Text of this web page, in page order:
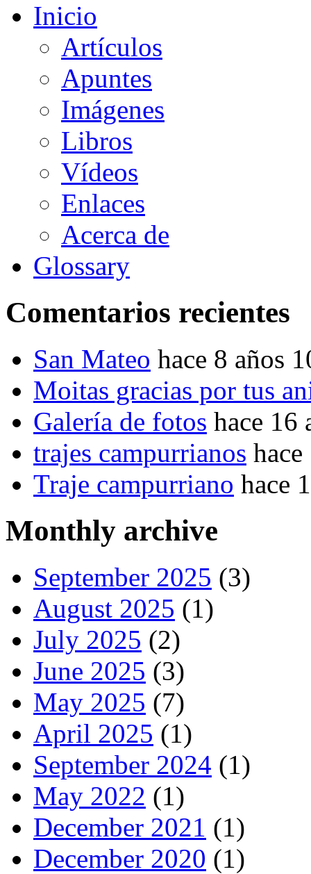
Inicio
Artículos
Apuntes
Imágenes
Libros
Vídeos
Enlaces
Acerca de
Glossary
Comentarios recientes
San Mateo hace 8 años
Moitas gracias por tus
Galería de fotos hace 16
trajes campurrianos
Traje campurriano hace
Monthly archive
September 2025 (3)
August 2025 (1)
July 2025 (2)
June 2025 (3)
May 2025 (7)
April 2025 (1)
September 2024 (1)
May 2022 (1)
December 2021 (1)
December 2020 (1)